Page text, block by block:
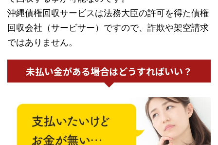
沖縄債権回収サービスは法務大臣の許可を得た債権
回収会社（サービサー）ですので、詐欺や架空請求
ではありません。
未払い金がある場合はどうすればいい？